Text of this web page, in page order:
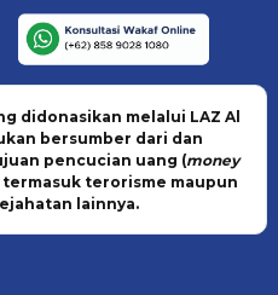
didonasikan melalui LAZ Al
bersumber dari dan
pencucian uang (money
termasuk terorisme maupun
lainnya.